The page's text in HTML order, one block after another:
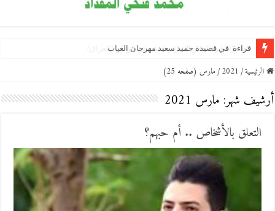
كفّي/بقلم:زكي العلي ( العراق )
ضفة الغياب/ بقلم:الشاعر استيفات الوالي
الكتاب الذي انتظرته ثلاثين عامًا… «لقد اخترت»
الرئيسية/
2021
/مارس (صفحه 25)
أرشيف شهر: مارس 2021
التعلق بالأشخاص .. أم حبهم؟
‏